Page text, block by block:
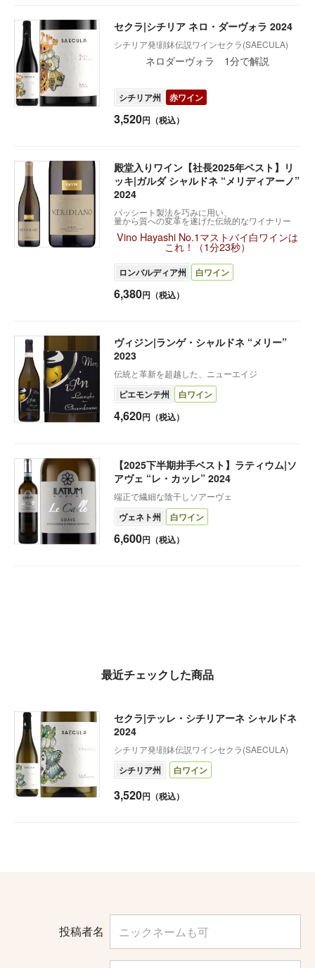
セクラ|シチリア ネロ・ダーヴォラ 2024
シチリア発!顔鉢伝説ワインセクラ(SAECULA)
ネロダーヴォラ 1分で解説
シチリア州 赤ワイン
3,520円（税込）
殿堂入りワイン【社長2025年ベスト】リ
ッキ|ガルダ シャルドネ “メリディアーノ”
2024
パッシート製法を巧みに用い、
量から質への変革を遂げた伝統的なワイナリー
Vino Hayashi No.1マストバイ白ワインは
これ！（1分23秒）
ロンバルディア州 白ワイン
6,380円（税込）
ヴィジン|ランゲ・シャルドネ “メリー”
2023
伝統と革新を超越した、ニューエイジ
ピエモンテ州 白ワイン
4,620円（税込）
【2025下半期井手ベスト】ラティウム|ソ
アヴェ “レ・カッレ” 2024
端正で繊細な陰干しソアーヴェ
ヴェネト州 白ワイン
6,600円（税込）
最近チェックした商品
セクラ|テッレ・シチリアーネ シャルドネ
2024
シチリア発!顔鉢伝説ワインセクラ(SAECULA)
シチリア州 白ワイン
3,520円（税込）
投稿者名